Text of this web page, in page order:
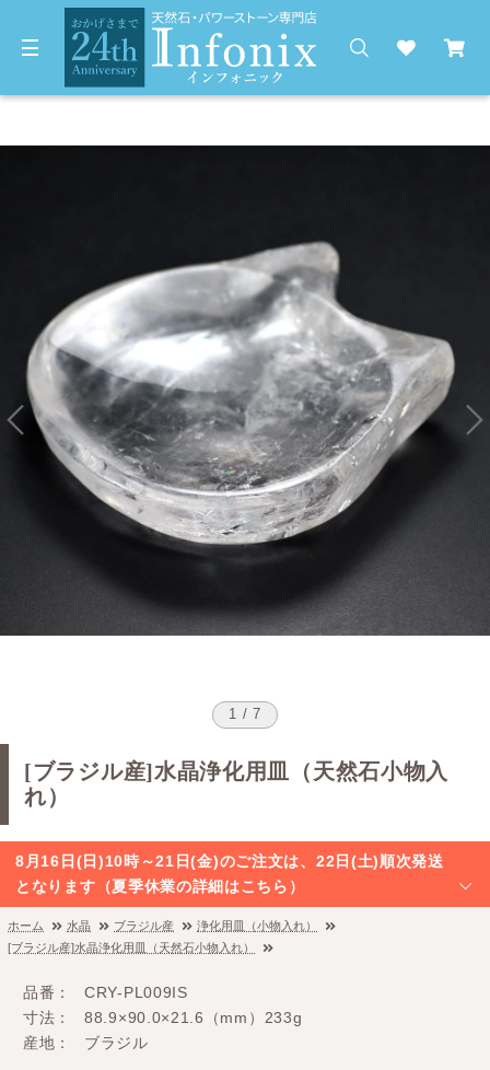
1 / 7
[ブラジル産]水晶浄化用皿（天然石小物入
れ）
8月16日(日)10時～21日(金)のご注文は、22日(土)順次発送
となります（夏季休業の詳細はこちら）
ホーム 水晶 ブラジル産
浄化用皿（小物入れ）
[ブラジル産]水晶浄化用皿（天然石小物入れ）
品番
CRY-PL009IS
寸法
88.9×90.0×21.6（mm）233g
産地
ブラジル